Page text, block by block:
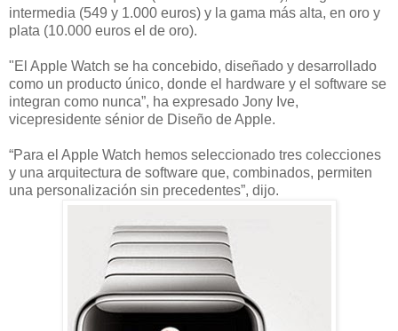
intermedia (549 y 1.000 euros) y la gama más alta, en oro y
plata (10.000 euros el de oro).
"El Apple Watch se ha concebido, diseñado y desarrollado
como un producto único, donde el hardware y el software se
integran como nunca”, ha expresado Jony Ive,
vicepresidente sénior de Diseño de Apple.
“Para el Apple Watch hemos seleccionado tres colecciones
y una arquitectura de software que, combinados, permiten
una personalización sin precedentes”, dijo.